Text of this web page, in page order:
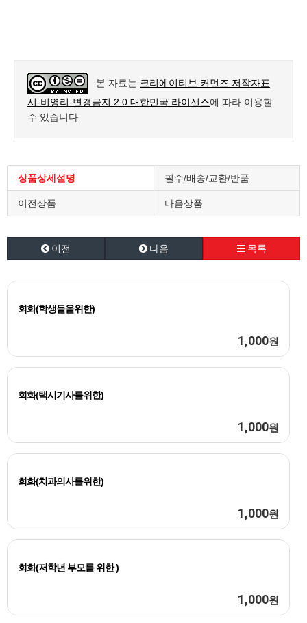
본 자료는 크리에이티브 커먼즈 저작자표
시-비영리-변경금지 2.0 대한민국 라이선스에 따라 이용할
수 있습니다.
상품상세설명 필수/배송/교환/반품
이전상품 다음상품
이전 다음 목록
회화(학생들을위한)
1,000원
회화(택시기사를위한)
1,000원
회화(치과의사를위한)
1,000원
회화(저학년 부모를 위한 )
1,000원